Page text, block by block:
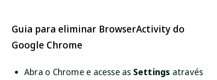
Guia para eliminar BrowserActivity do
Google Chrome
Abra o Chrome e acesse as Settings através